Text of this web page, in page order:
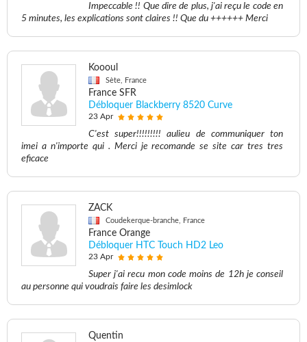
Impeccable !! Que dire de plus, j'ai reçu le code en
5 minutes, les explications sont claires !! Que du ++++++ Merci
Koooul
Sète, France
France SFR
Débloquer Blackberry 8520 Curve
23 Apr
C'est super!!!!!!!!! aulieu de communiquer ton
imei a n'importe qui . Merci je recomande se site car tres tres
eficace
ZACK
Coudekerque-branche, France
France Orange
Débloquer HTC Touch HD2 Leo
23 Apr
Super j'ai recu mon code moins de 12h je conseil
au personne qui voudrais faire les desimlock
Quentin